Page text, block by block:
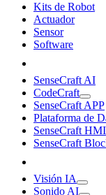
Kits de Robot
Actuador
Sensor
Software
SenseCraft AI
CodeCraft
SenseCraft APP
Plataforma de
SenseCraft HMI
SenseCraft
Visión IA
Sonido AI